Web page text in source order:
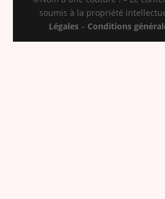
soumis à la propriété
Légales– Conditions